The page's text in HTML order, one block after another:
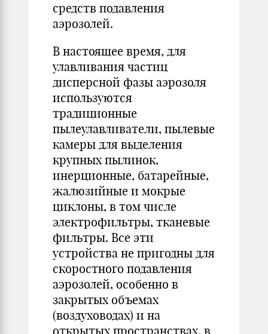
средств подавления
аэрозолей.
В настоящее время, для
улавливания частиц
дисперсной фазы аэрозоля
используются
традиционные
пылеулавливатели, пылевые
камеры для выделения
крупных пылинок,
инерционные, батарейные,
жалюзийные и мокрые
циклоны, в том числе
электрофильтры, тканевые
фильтры. Все эти
устройства не пригодны для
скоростного подавления
аэрозолей, особенно в
закрытых объемах
(воздуховодах) и на
открытых пространствах, в